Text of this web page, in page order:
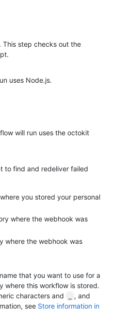
This step checks out the
uses Node.js.
will run uses the octokit
to find and redeliver failed
you stored your personal
where the webhook was
where the webhook was
that you want to use for a
where this workflow is stored.
characters and
, and
see Store information in